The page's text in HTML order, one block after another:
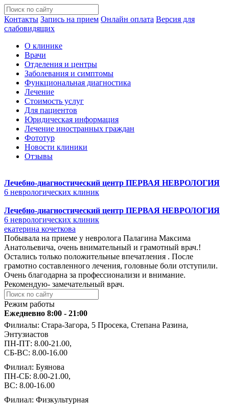
Контакты Запись на прием Онлайн оплата Версия для
слабовидящих
О клинике
Врачи
Отделения и центры
Заболевания и симптомы
Функциональная диагностика
Лечение
Стоимость услуг
Для пациентов
Юридическая информация
Лечение иностранных граждан
Фототур
Новости клиники
Отзывы
Лечебно-диагностический центр ПЕРВАЯ НЕВРОЛОГИЯ
6 неврологических клиник
Лечебно-диагностический центр ПЕРВАЯ НЕВРОЛОГИЯ
6 неврологических клиник
екатерина кочеткова
Побывала на приеме у невролога Палагина Максима
Анатольевича, очень внимательный и грамотный врач.!
Остались только положительные впечатления . После
грамотно составленного лечения, головные боли отступили.
Очень благодарна за профессионализи и внимание.
Рекомендую- замечательный врач.
Режим работы
Ежедневно 8:00 - 21:00
Филиалы: Стара-Загора, 5 Просека, Степана Разина,
Энтузиастов
ПН-ПТ: 8.00-21.00,
СБ-ВС: 8.00-16.00
Филиал: Буянова
ПН-СБ: 8.00-21.00,
ВС: 8.00-16.00
Филиал: Физкультурная